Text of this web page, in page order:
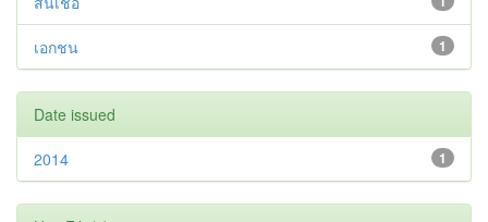
1
เอกชน
Date issued
1
2014